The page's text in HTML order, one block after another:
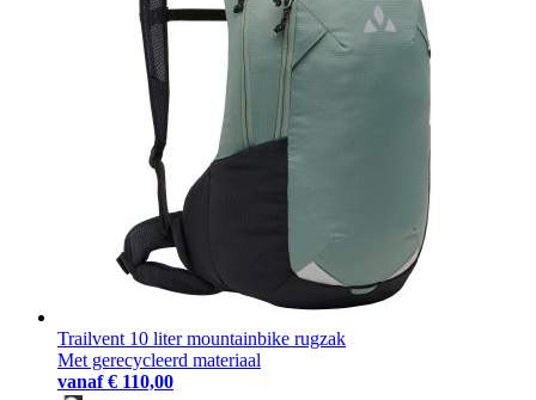
Trailvent 10 liter mountainbike rugzak
Met gerecycleerd materiaal
vanaf € 110,00